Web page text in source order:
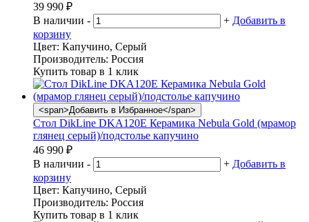
39 990 ₽
В наличии - + Добавить в
корзину
Цвет: Капучино, Серый
Производитель: Россия
Купить товар в 1 клик
<span>Добавить в Избранное</span>
Стол DikLine DKA120E Керамика Nebula Gold (мрамор
глянец серый)/подстолье капучино
46 990 ₽
В наличии - + Добавить в
корзину
Цвет: Капучино, Серый
Производитель: Россия
Купить товар в 1 клик